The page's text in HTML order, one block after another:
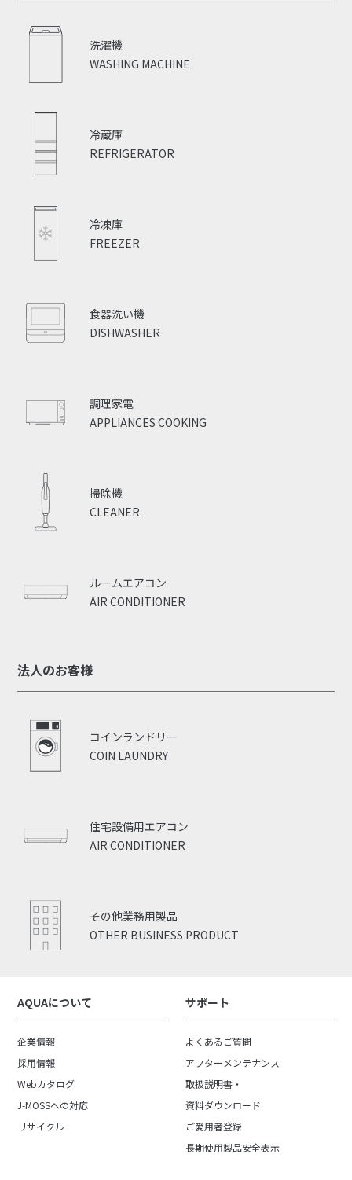
WASHING MACHINE
洗濯機
REFRIGERATOR
冷蔵庫
FREEZER
冷凍庫
DISHWASHER
食器洗い機
APPLIANCES COOKING
調理家電
CLEANER
掃除機
AIR CONDITIONER
ルームエアコン
法人のお客様
COIN LAUNDRY
コインランドリー
AIR CONDITIONER
住宅設備用エアコン
OTHER BUSINESS PRODUCT
その他業務用製品
AQUAについて
企業情報
採用情報
Webカタログ
J-MOSSへの対応
リサイクル
サポート
よくあるご質問
アフターメンテナンス
取扱説明書・
資料ダウンロード
ご愛用者登録
長期使用製品安全表示